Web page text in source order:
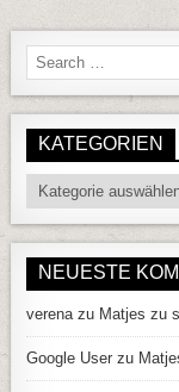
Search for:
KATEGORIEN
Kategorien
NEUESTE
verenazu Matjes zu
Google User zu